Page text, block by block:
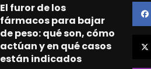
El furor de los
fármacos para bajar
de peso: qué son, cómo
actúan y en qué casos
están indicados